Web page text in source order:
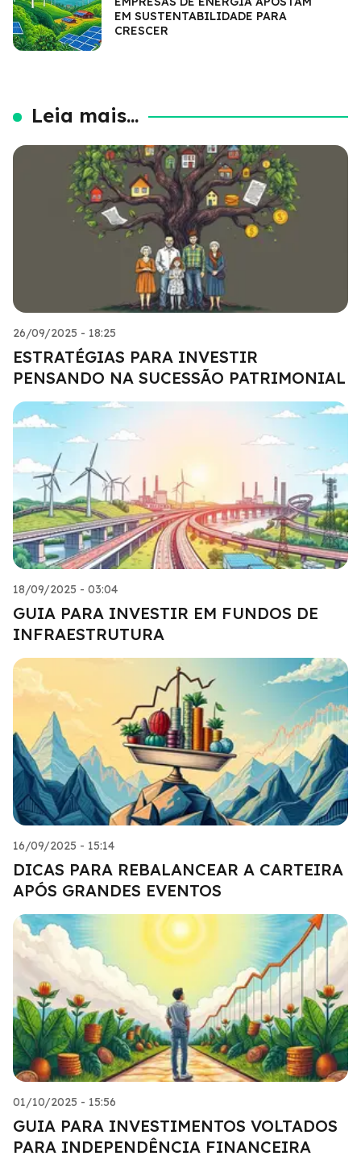
EM SUSTENTABILIDADE PARA
CRESCER
Leia mais...
26/09/2025 - 18:25
ESTRATÉGIAS PARA INVESTIR
PENSANDO NA SUCESSÃO PATRIMONIAL
18/09/2025 - 03:04
GUIA PARA INVESTIR EM FUNDOS DE
INFRAESTRUTURA
16/09/2025 - 15:14
DICAS PARA REBALANCEAR A CARTEIRA
APÓS GRANDES EVENTOS
01/10/2025 - 15:56
GUIA PARA INVESTIMENTOS VOLTADOS
PARA INDEPENDÊNCIA FINANCEIRA